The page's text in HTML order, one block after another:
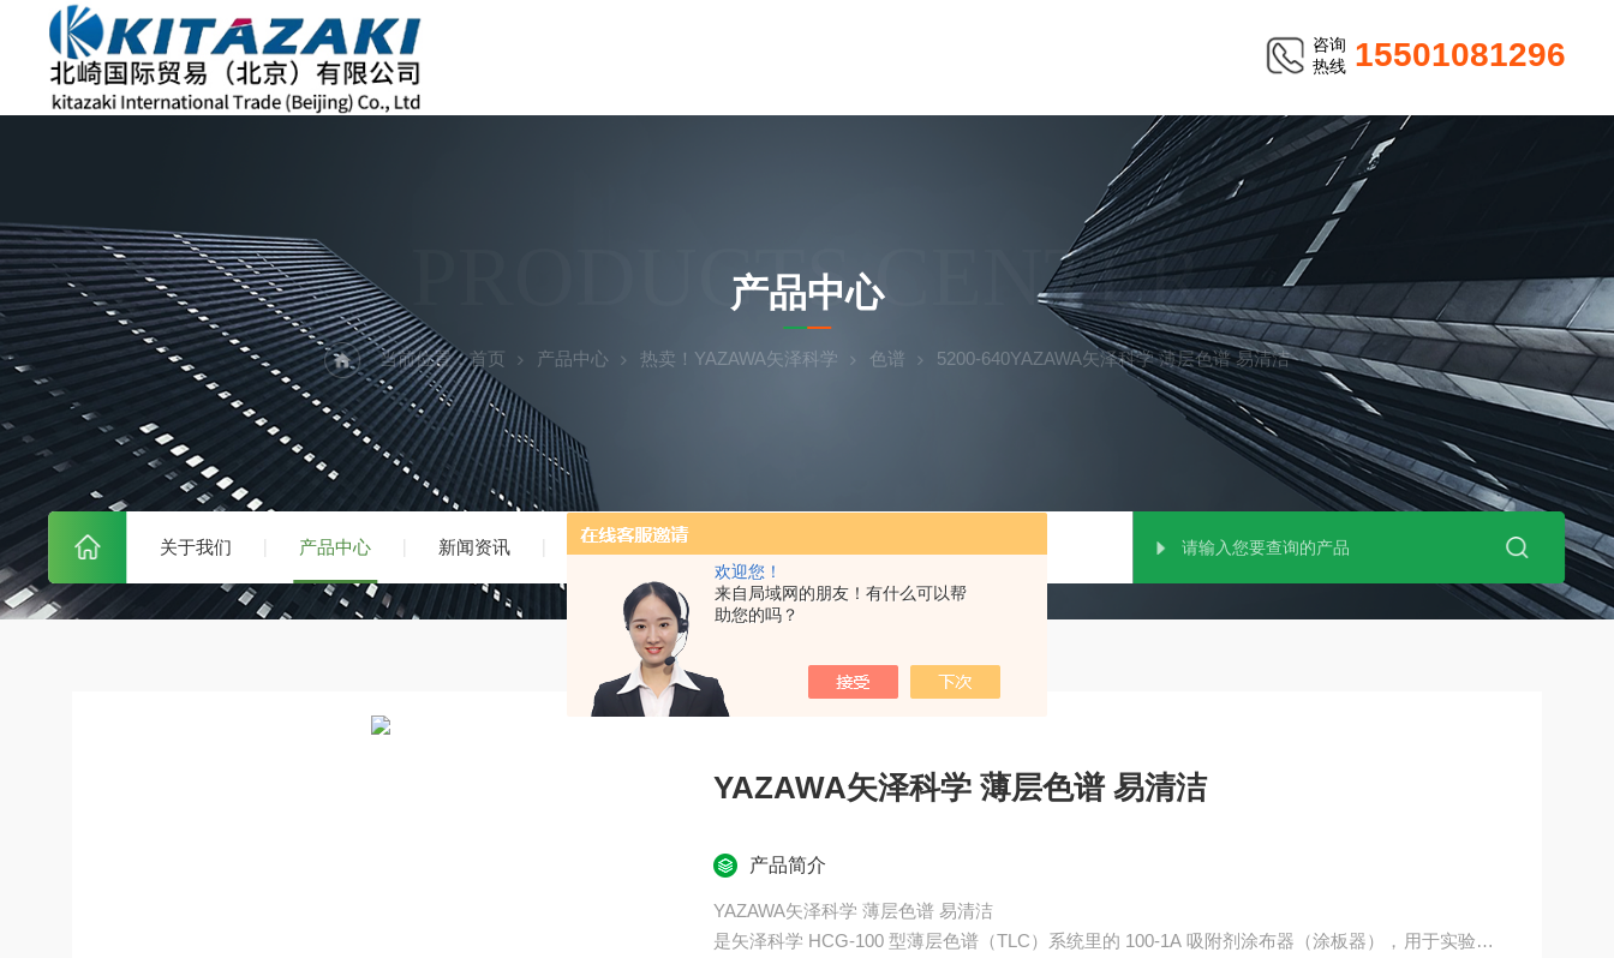
欢迎您！
来自局域网的朋友！有什么可以帮
助您的吗？
咨询
热线 15501081296
关于我们 产品中心 新闻资讯 技术文章
PRODUCTS CENTER
产品中心
当前位置：首页 产品中心 热卖！YAZAWA矢泽科学 色谱 5200-640YAZAWA矢泽科学 薄层色谱 易清洁
YAZAWA矢泽科学 薄层色谱 易清洁
产品简介
YAZAWA矢泽科学 薄层色谱 易清洁
是矢泽科学 HCG-100 型薄层色谱（TLC）系统里的 100-1A 吸附剂涂布器（涂板器），用于实验室